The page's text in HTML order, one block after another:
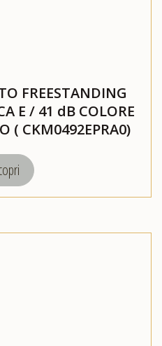
FREESTANDING
E / 41 dB COLORE
( CKM0492EPRA0)